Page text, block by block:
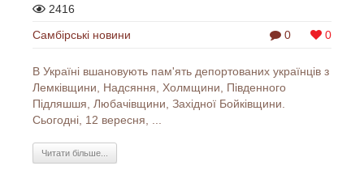
2416
0
0
Самбірські новини
В Україні вшановують пам'ять депортованих українців з
Лемківщини, Надсяння, Холмщини, Південного
Підляшшя, Любачівщини, Західної Бойківщини.
Сьогодні, 12 вересня, ...
Читати більше...